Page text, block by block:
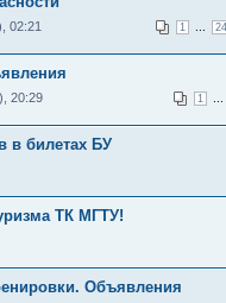
1 24
02:21
1
20:29
в билетах БУ
ТК МГТУ!
Объявления